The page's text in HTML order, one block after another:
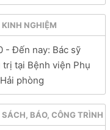
KINH NGHIỆM
- Đến nay: Bác sỹ
trị tại Bệnh viện Phụ
phòng
SÁCH, BÁO, CÔNG TRÌNH